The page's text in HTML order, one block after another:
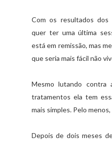
Com os resultados dos
quer ter uma última
está em remissão, mas
que seria mais fácil não
Mesmo lutando contra
tratamentos ela tem
mais simples. Pelo
Depois de dois meses